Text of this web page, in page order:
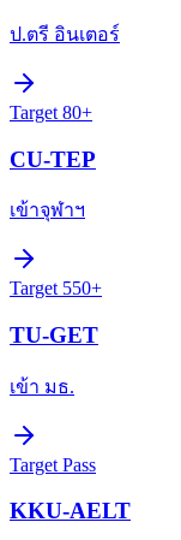
ป.ตรี อินเตอร์
Target 80+
CU-TEP
เข้าจุฬาฯ
Target 550+
TU-GET
เข้า มธ.
Target Pass
KKU-AELT